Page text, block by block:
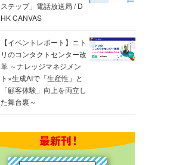
ステップ」電話放送局 / D
HK CANVAS
【イベントレポート】ニト
リのコンタクトセンター改
革 ～ナレッジマネジメン
ト×生成AIで「生産性」と
「顧客体験」向上を両立し
た舞台裏～